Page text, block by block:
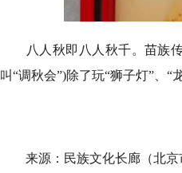
八人秋即八人秋千。苗族传
叫“调秋会”)除了玩“狮子灯”、“
来源：民族文化长廊（北京